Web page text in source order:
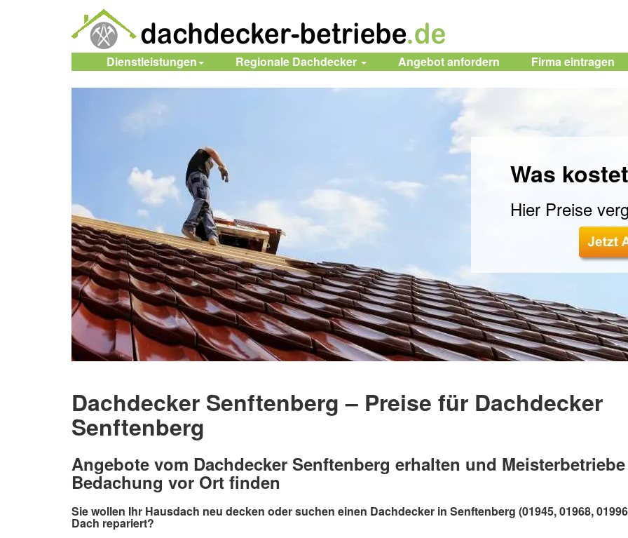
Dienstleistungen Regionale Dachdecker Angebot anfordern Firmaeintragen
Was
Hier Preise
Dachdecker Senftenberg – Preise für Dachdecker
Senftenberg
Angebote vom Dachdecker Senftenberg erhalten und
Bedachung vor Ort finden
Sie wollen Ihr Hausdach neu decken oder suchen einen Dachdecker in Senftenberg (01945, 01968,
Dach repariert?